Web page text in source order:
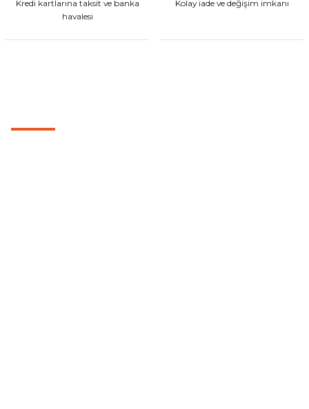
Kredi kartlarına taksit ve banka
havalesi
Kolay iade ve değişim imkanı